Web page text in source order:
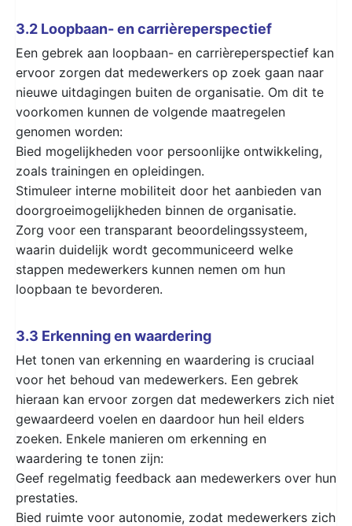
3.2 Loopbaan- en carrièreperspectief
Een gebrek aan loopbaan- en carrièreperspectief kan
ervoor zorgen dat medewerkers op zoek gaan naar
nieuwe uitdagingen buiten de organisatie. Om dit te
voorkomen kunnen de volgende maatregelen
genomen worden:
Bied mogelijkheden voor persoonlijke ontwikkeling,
zoals trainingen en opleidingen.
Stimuleer interne mobiliteit door het aanbieden van
doorgroeimogelijkheden binnen de organisatie.
Zorg voor een transparant beoordelingssysteem,
waarin duidelijk wordt gecommuniceerd welke
stappen medewerkers kunnen nemen om hun
loopbaan te bevorderen.
3.3 Erkenning en waardering
Het tonen van erkenning en waardering is cruciaal
voor het behoud van medewerkers. Een gebrek
hieraan kan ervoor zorgen dat medewerkers zich niet
gewaardeerd voelen en daardoor hun heil elders
zoeken. Enkele manieren om erkenning en
waardering te tonen zijn:
Geef regelmatig feedback aan medewerkers over hun
prestaties.
Bied ruimte voor autonomie, zodat medewerkers zich